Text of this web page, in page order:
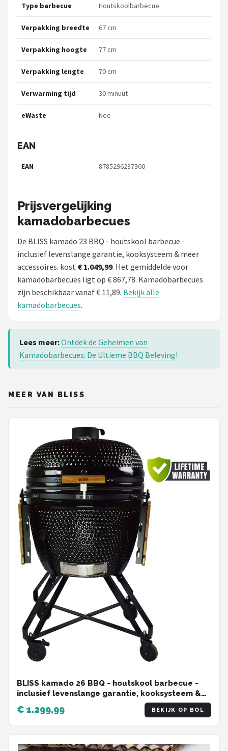
Type barbecue Houtskoolbarbecue
Verpakking breedte 67 cm
Verpakking hoogte 77 cm
Verpakking lengte 70 cm
Verwarming tijd 30 minuut
eWaste Nee
EAN
EAN 8785296237300
Prijsvergelijking
kamadobarbecues
De BLISS kamado 23 BBQ - houtskool barbecue -
inclusief levenslange garantie, kooksysteem & meer
accessoires. kost € 1.049,99. Het gemiddelde voor
kamadobarbecues ligt op € 867,78. Kamadobarbecues
zijn beschikbaar vanaf € 11,89. Bekijk alle
kamadobarbecues.
Lees meer:Ontdek de Geheimen van
Kamadobarbecues: De Ultieme BBQ Beleving!
MEER VAN BLISS
BLISS kamado 26 BBQ - houtskool barbecue -
inclusief levenslange garantie, kooksysteem &
€ 1.299,99 BEKIJK OP BOL